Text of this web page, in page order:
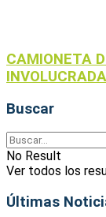
CAMIONETA
Buscar
No Result
Ver todos los
Últimas